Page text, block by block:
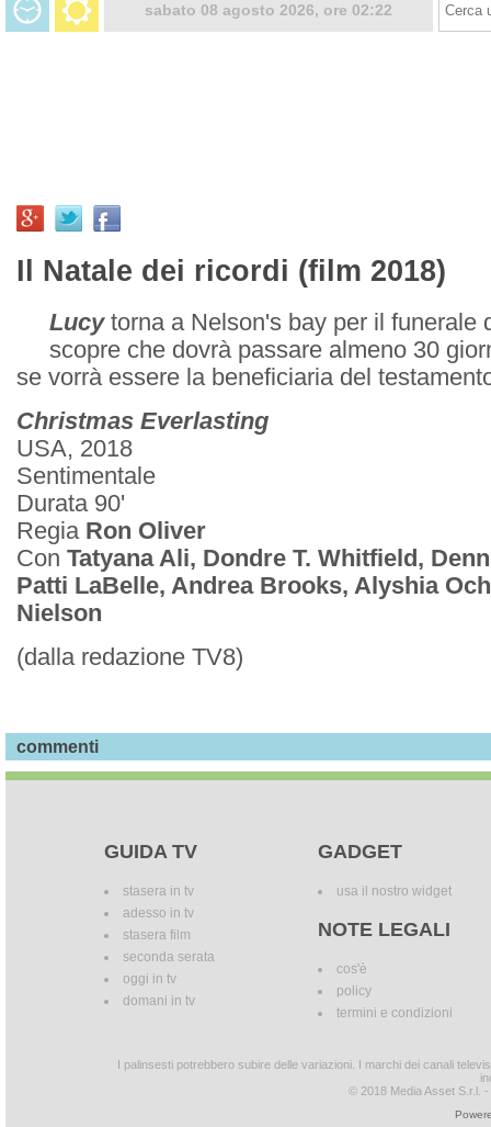
sabato 08 agosto 2026, ore 02:22
Il Natale dei ricordi (film 2018)
Lucytorna a Nelson's bay per il funerale
scopre che dovrà passare almeno 30
se vorrà essere la beneficiaria del
Christmas Everlasting
USA, 2018
Sentimentale
Durata 90'
Regia Ron Oliver
Con Tatyana Ali, Dondre T. Whitfield,
Patti LaBelle, Andrea Brooks, Alyshia
Nielson
(dalla redazione TV8)
commenti
GUIDA TV
stasera in tv
adesso in tv
stasera film
seconda serata
oggi in tv
domani in tv
GADGET
usa il nostro widget
NOTE LEGALI
cos'è
policy
termini e condizioni
I palinsesti potrebbero subire delle variazioni. I marchi dei canali
© 2018 Media Asset S.r.l.